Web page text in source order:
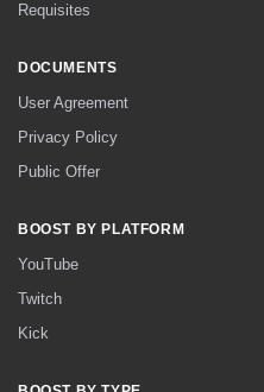
Requisites
DOCUMENTS
User Agreement
Privacy Policy
Public Offer
BOOST BY PLATFORM
YouTube
Twitch
Kick